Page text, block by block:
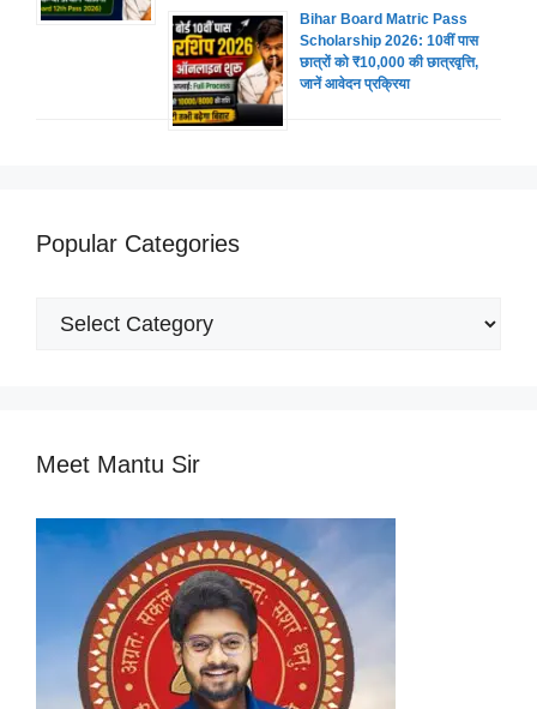
Bihar Board Matric Pass
Scholarship 2026: 10वीं पास
छात्रों को ₹10,000 की छात्रवृत्ति,
जानें आवेदन प्रक्रिया
Popular Categories
Popular
Meet Mantu Sir